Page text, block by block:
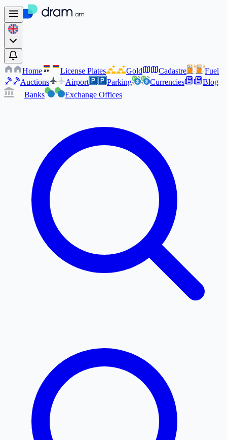
Home AM License Plates Gold Cadastre
Fuel
Auctions
Airport Parking Currencies
Blog
Banks
Exchange Offices